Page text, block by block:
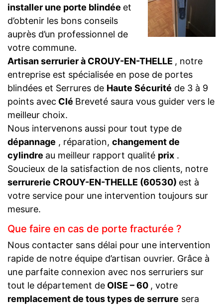
installer une porte blindée et
d’obtenir les bons conseils
auprès d’un professionnel de
votre commune.
Artisan serrurier à CROUY-EN-THELLE , notre
entreprise est spécialisée en pose de portes
blindées et Serrures de Haute Sécurité de 3 à 9
points avec Clé Breveté saura vous guider vers le
meilleur choix.
Nous intervenons aussi pour tout type de
dépannage , réparation, changement de
cylindre au meilleur rapport qualité prix .
Soucieux de la satisfaction de nos clients, notre
serrurerie CROUY-EN-THELLE (60530) est à
votre service pour une intervention toujours sur
mesure.
Que faire en cas de porte fracturée ?
Nous contacter sans délai pour une intervention
rapide de notre équipe d’artisan ouvrier. Grâce à
une parfaite connexion avec nos serruriers sur
tout le département de OISE – 60 , votre
remplacement de tous types de serrure sera